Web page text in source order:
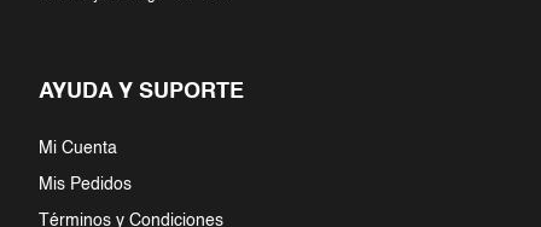
AYUDA Y SUPORTE
Mi Cuenta
Mis Pedidos
Términos y Condiciones